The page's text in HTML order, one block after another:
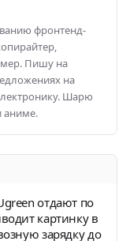
фронтенд-
Пишу на
на
Шарю
аниме.
отдают по
картинку в
зарядку до